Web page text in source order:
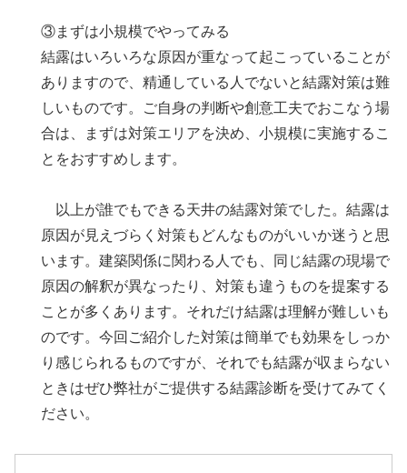
③まずは小規模でやってみる
結露はいろいろな原因が重なって起こっていることが
ありますので、精通している人でないと結露対策は難
しいものです。ご自身の判断や創意工夫でおこなう場
合は、まずは対策エリアを決め、小規模に実施するこ
とをおすすめします。
以上が誰でもできる天井の結露対策でした。結露は
原因が見えづらく対策もどんなものがいいか迷うと思
います。建築関係に関わる人でも、同じ結露の現場で
原因の解釈が異なったり、対策も違うものを提案する
ことが多くあります。それだけ結露は理解が難しいも
のです。今回ご紹介した対策は簡単でも効果をしっか
り感じられるものですが、それでも結露が収まらない
ときはぜひ弊社がご提供する結露診断を受けてみてく
ださい。